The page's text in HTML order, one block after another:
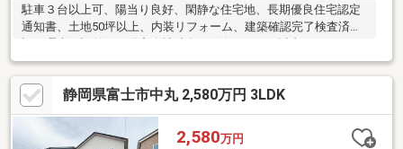
駐車３台以上可、陽当り良好、閑静な住宅地、長期優良住宅認定
通知書、土地50坪以上、内装リフォーム、建築確認完了検査済
キッチン、駅まで平坦、角地、庭１０坪以上、対面式キッチン、
トイレ２ヶ所、２階建、ＴＶモニタ付インターホン、通風良好、
全居室フローリング、ウォークインクローゼット、ＩＨクッキン
グヒーター、リビング階段、オール電化
静岡県富士市中丸 2,580万円 3LDK
2,580万円